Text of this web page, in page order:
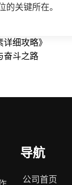
关键所在。
细攻略》
奋斗之路
导航
公司首页